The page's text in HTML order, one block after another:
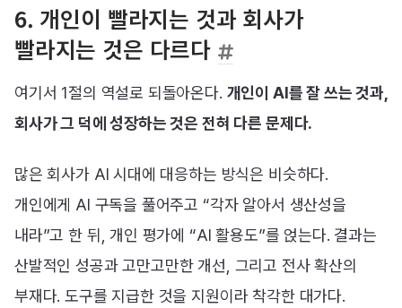
6. 개인이 빨라지는 것과 회사가
빨라지는 것은 다르다
여기서 1절의 역설로 되돌아온다. 개인이 AI를 잘 쓰는 것과,
회사가 그 덕에 성장하는 것은 전혀 다른 문제다.
많은 회사가 AI 시대에 대응하는 방식은 비슷하다.
개인에게 AI 구독을 풀어주고 “각자 알아서 생산성을
내라”고 한 뒤, 개인 평가에 “AI 활용도”를 얹는다. 결과는
산발적인 성공과 고만고만한 개선, 그리고 전사 확산의
부재다. 도구를 지급한 것을 지원이라 착각한 대가다.